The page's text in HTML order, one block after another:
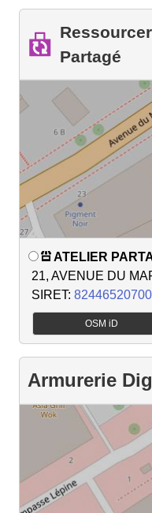
Partagé
ATELIER
21, AVENUE DU
SIRET:
OSM iD
Armurerie